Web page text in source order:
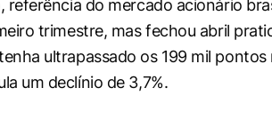
referência ​do mercado acionário
trimestre, mas fechou abril
ultrapassado os 199 mil
um declínio de 3,7%.